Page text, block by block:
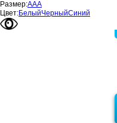
Размер:ААА
Цвет:БелыйЧерныйСиний